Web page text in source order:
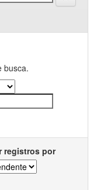
busca.
registros por